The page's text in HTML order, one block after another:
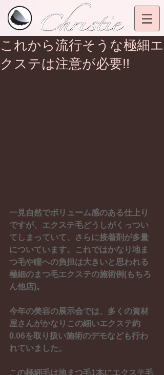
これから流行そうな極細エ
クステは注意が必要!!
一見自然でボリューム感のある仕上り
ですが、エクステ毛どうしがくっつい
てしまっていて、さらに接着剤が多量
についています。これではかなり地ま
つ毛や瞳への負担は大きいと思われる
極細のまつ毛エクステの施術例(もちろ
ん他店)。
今年の美容の展示会では、多くの資材
屋さんがかなりこの細いエクステ約
0.06を取り扱い施術のデモなども行わ
れていました。
この極細毛は地まつ毛1本にエクステ毛